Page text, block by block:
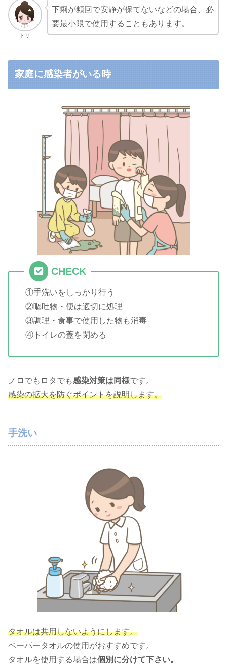
トリ
下痢が頻回で安静が保てないなどの場合、必
要最小限で使用することもあります。
家庭に感染者がいる時
CHECK
①手洗いをしっかり行う
②嘔吐物・便は適切に処理
③調理・食事で使用した物も消毒
④トイレの蓋を閉める
ノロでもロタでも感染対策は同様です。
感染の拡大を防ぐポイントを説明します。
手洗い
タオルは共用しないようにします。
ペーパータオルの使用がおすすめです。
タオルを使用する場合は個別に分けて下さい。